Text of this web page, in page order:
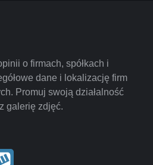
o firmach, spółkach i
dane i lokalizację firm
Promuj swoją działalność
galerię zdjęć.